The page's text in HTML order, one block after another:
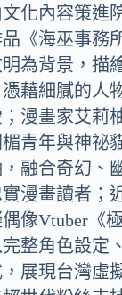
化內容策進
《海巫事務
為背景，描
藉細膩的人
漫畫家艾莉
青年與神祕
融合奇幻、
漫畫讀者；
像Vtuber《
整角色設定
展現台灣虛